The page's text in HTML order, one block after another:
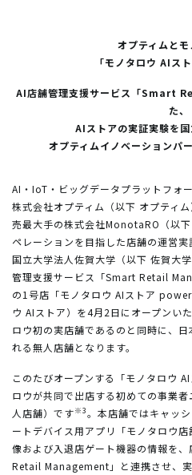
オプティムとモ
「モノタロウ AIス
AI店舗管理支援サービス「Smart
た、
AIストアの実証実験を
オプティムイノベーションパ
AI・IoT・ビッグデータプラットフォ
株式会社オプティム（以下 オプティ
売最大手の株式会社MonotaRO（以
ペレーションを目指した店舗の運営実
国立大学法人佐賀大学（以下 佐賀大
管理支援サービス「Smart Retail
の1号店「モノタロウ AIストア
ウ AIストア）を4月2日にオープンい
ロウ初の実店舗であるのと同時に、日
れる無人店舗となります。
このたびオープンする「モノタロウ
ロウが共同で出店する初めての事業
人店舗）です※3。本店舗ではキャッ
ートデバイス用アプリ「モノタロウ
像および入退店ゲート機器の情報を
Retail Management」と連携させ、実